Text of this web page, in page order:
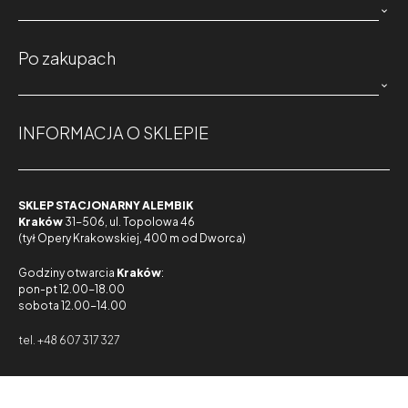

Po zakupach

INFORMACJA O SKLEPIE
SKLEP STACJONARNY ALEMBIK
Kraków 31-506, ul. Topolowa 46
(tył Opery Krakowskiej, 400 m od Dworca)
Godziny otwarcia Kraków:
pon-pt 12.00-18.00
sobota 12.00-14.00
tel. +48 607 317 327